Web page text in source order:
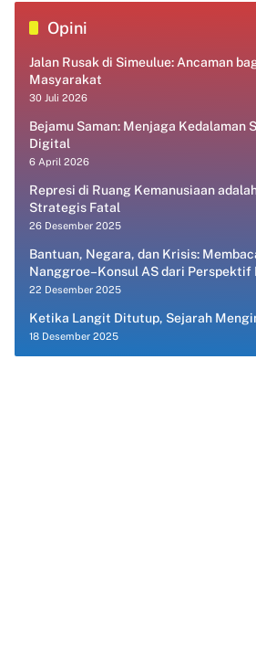
Opini
Jalan Rusak di Simeulue: Ancaman
Masyarakat
30 Juli 2026
Bejamu Saman: Menjaga Kedalaman
Digital
6 April 2026
Represi di Ruang Kemanusiaan
Strategis Fatal
26 Desember 2025
Bantuan, Negara, dan Krisis:
Nanggroe–Konsul AS dari Perspektif
22 Desember 2025
Ketika Langit Ditutup, Sejarah
18 Desember 2025